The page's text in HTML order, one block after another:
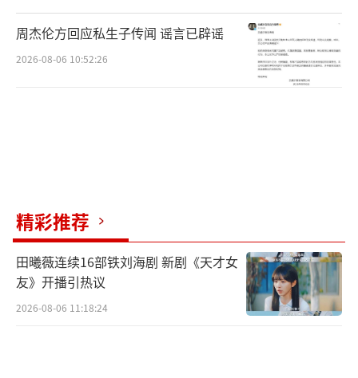
她会穿着畲族服饰，体验畲族特色的美
食，了解畲族的古传统，学习畲族歌舞。“畲
周杰伦方回应私生子传闻 谣言已辟谣
2026-08-06 10:52:26
精彩推荐
田曦薇连续16部铁刘海剧 新剧《天才女
友》开播引热议
2026-08-06 11:18:24